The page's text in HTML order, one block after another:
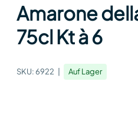
Amarone
75cl Kt à 6
SKU:6922 Auf Lager